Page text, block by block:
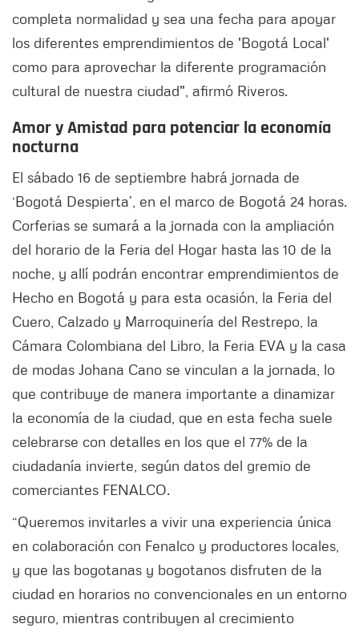
completa normalidad y sea una fecha para apoyar
los diferentes emprendimientos de 'Bogotá Local'
como para aprovechar la diferente programación
cultural de nuestra ciudad", afirmó Riveros.
Amor y Amistad para potenciar la economía
nocturna
El sábado 16 de septiembre habrá jornada de
‘Bogotá Despierta’, en el marco de Bogotá 24 horas.
Corferias se sumará a la jornada con la ampliación
del horario de la Feria del Hogar hasta las 10 de la
noche, y allí podrán encontrar emprendimientos de
Hecho en Bogotá y para esta ocasión, la Feria del
Cuero, Calzado y Marroquinería del Restrepo, la
Cámara Colombiana del Libro, la Feria EVA y la casa
de modas Johana Cano se vinculan a la jornada, lo
que contribuye de manera importante a dinamizar
la economía de la ciudad, que en esta fecha suele
celebrarse con detalles en los que el 77% de la
ciudadanía invierte, según datos del gremio de
comerciantes FENALCO.
“Queremos invitarles a vivir una experiencia única
en colaboración con Fenalco y productores locales,
y que las bogotanas y bogotanos disfruten de la
ciudad en horarios no convencionales en un entorno
seguro, mientras contribuyen al crecimiento